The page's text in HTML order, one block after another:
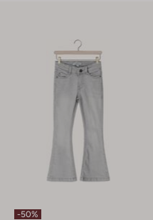
-50%